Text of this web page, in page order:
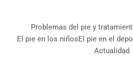
Problemas del pie y
El pie en los niñosEl pie en el
Actualidad